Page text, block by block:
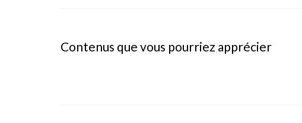
Contenus que vous pourriez apprécier